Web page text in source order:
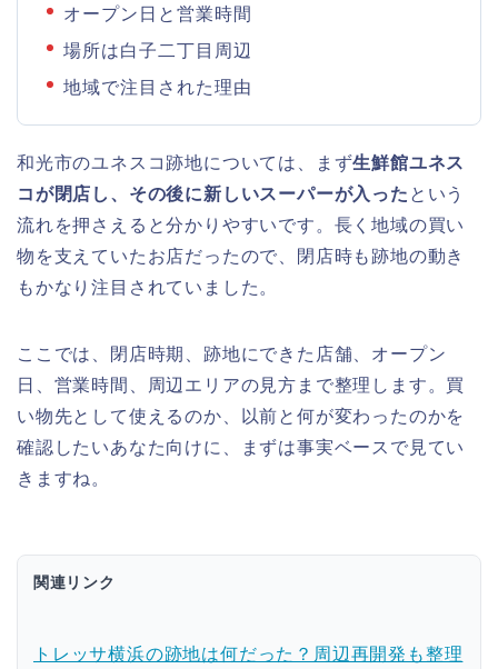
オープン日と営業時間
場所は白子二丁目周辺
地域で注目された理由
和光市のユネスコ跡地については、まず生鮮館ユネス
コが閉店し、その後に新しいスーパーが入った という
流れを押さえると分かりやすいです。長く地域の買い
物を支えていたお店だったので、閉店時も跡地の動き
もかなり注目されていました。
ここでは、閉店時期、跡地にできた店舗、オープン
日、営業時間、周辺エリアの見方まで整理します。買
い物先として使えるのか、以前と何が変わったのかを
確認したいあなた向けに、まずは事実ベースで見てい
きますね。
関連リンク
トレッサ横浜の跡地は何だった？周辺再開発も整理